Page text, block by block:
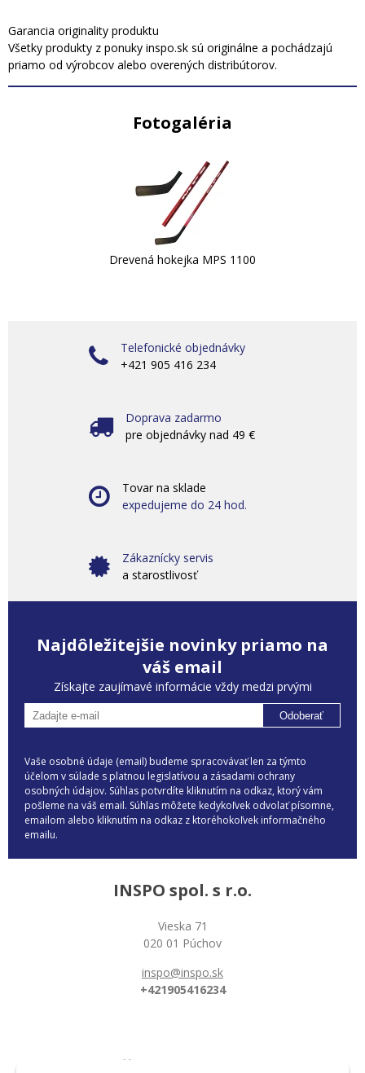
Garancia originality produktu
Všetky produkty z ponuky inspo.sk sú originálne a pochádzajú
priamo od výrobcov alebo overených distribútorov.
Fotogaléria
Drevená hokejka MPS 1100
Telefonické objednávky
+421 905 416 234
Doprava zadarmo
pre objednávky nad 49 €
Tovar na sklade
expedujeme do 24 hod.
Zákaznícky servis
a starostlivosť
Najdôležitejšie novinky priamo na
váš email
Získajte zaujímavé informácie vždy medzi prvými
Odoberať
Vaše osobné údaje (email) budeme spracovávať len za týmto
účelom v súlade s platnou legislatívou a zásadami ochrany
osobných údajov. Súhlas potvrdíte kliknutím na odkaz, ktorý vám
pošleme na váš email. Súhlas môžete kedykoľvek odvolať písomne,
emailom alebo kliknutím na odkaz z ktoréhokoľvek informačného
emailu.
INSPO spol. s r.o.
Vieska 71
020 01 Púchov
inspo@inspo.sk
+421905416234
Všetko o nákupe